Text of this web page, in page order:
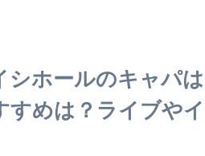
シホールのキャパ
すめは？ライブや